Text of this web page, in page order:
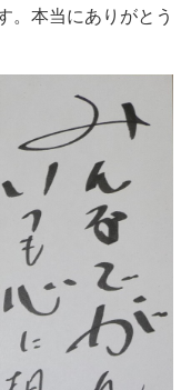
。本当にありがとう